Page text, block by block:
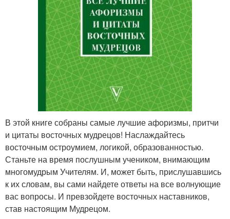
В этой книге собраны самые лучшие афоризмы, притчи
и цитаты восточных мудрецов! Наслаждайтесь
восточным остроумием, логикой, образованностью.
Станьте на время послушным учеником, внимающим
многомудрым Учителям. И, может быть, прислушавшись
к их словам, вы сами найдете ответы на все волнующие
вас вопросы. И превзойдете восточных наставников,
став настоящим Мудрецом.